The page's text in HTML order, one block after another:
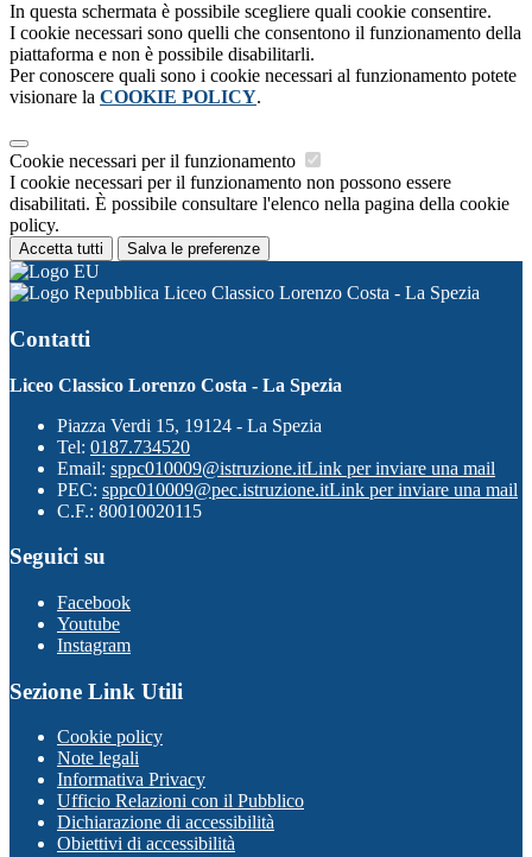
In questa schermata è possibile scegliere quali cookie consentire.
I cookie necessari sono quelli che consentono il funzionamento della
piattaforma e non è possibile disabilitarli.
Per conoscere quali sono i cookie necessari al funzionamento potete
visionare la COOKIE POLICY.
Cookie necessari per il funzionamento
I cookie necessari per il funzionamento non possono essere
disabilitati. È possibile consultare l'elenco nella pagina della cookie
policy.
Accetta tutti Salva le preferenze
Liceo Classico Lorenzo Costa - La Spezia
Contatti
Liceo Classico Lorenzo Costa - La Spezia
Piazza Verdi 15, 19124 - La Spezia
Tel: 0187.734520
Email: sppc010009@istruzione.itLink per inviare una mail
PEC: sppc010009@pec.istruzione.itLink per inviare una mail
C.F.: 80010020115
Seguici su
Facebook
Youtube
Instagram
Sezione Link Utili
Cookie policy
Note legali
Informativa Privacy
Ufficio Relazioni con il Pubblico
Dichiarazione di accessibilità
Obiettivi di accessibilità